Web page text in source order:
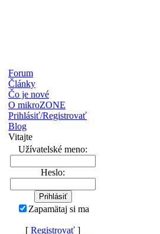
Forum
Články
Čo je nové
O mikroZONE
Prihlásiť/Registrovať
Blog
Vitajte
Užívatelské meno:
Heslo:
Zapamätaj si ma
[ Registrovať ]